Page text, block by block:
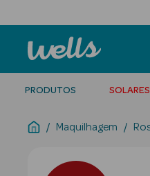
PRODUTOS
Maquilhagem